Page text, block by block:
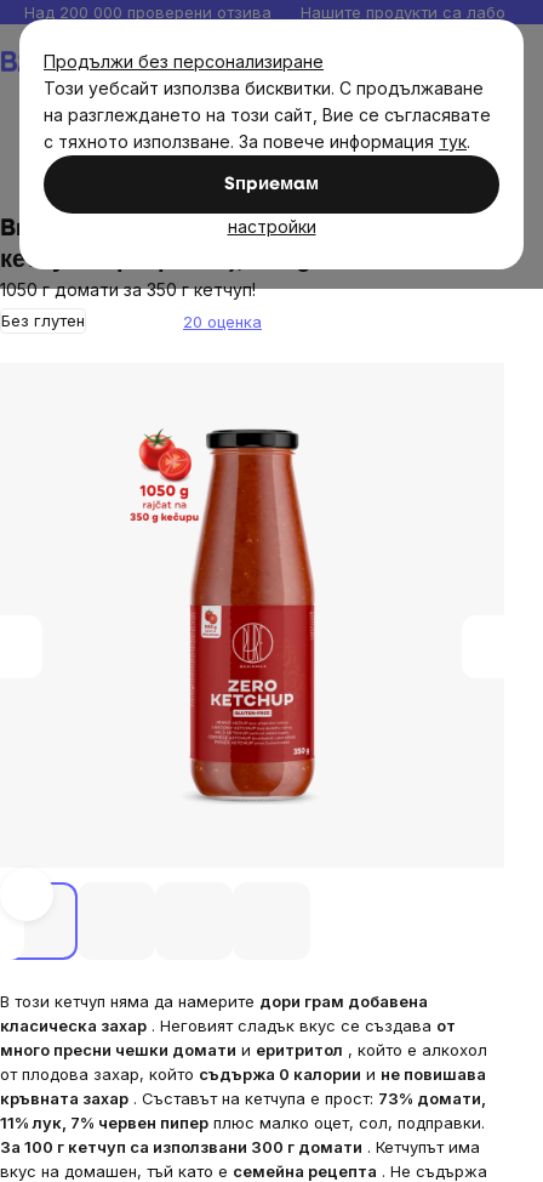
Продължи без персонализиране
Този уебсайт използва бисквитки. С продължаване
на разглеждането на този сайт, Вие се съгласявате
с тяхното използване. За повече информация тук.
Sпpиeмaм
настройки
Прескочи
към
съдържанието
Над 200 000 проверени отзива Нашите продукти са
BrainPure Сосове и песто
BrainMax Pure® Ketchup - ZERO (сладък
кетчуп с еритритол), 350 g
1050 г домати за 350 г кетчуп!
Без глутен 20 оценка
В този кетчуп няма да намерите дори грам добавена
класическа захар . Неговият сладък вкус се създава от
много пресни чешки домати и еритритол , който е алкохол
от плодова захар, който съдържа 0 калории и не повишава
кръвната захар . Съставът на кетчупа е прост: 73% домати,
11% лук, 7% червен пипер плюс малко оцет, сол, подправки.
За 100 г кетчуп са използвани 300 г домати . Кетчупът има
вкус на домашен, тъй като е семейна рецепта . Не съдържа